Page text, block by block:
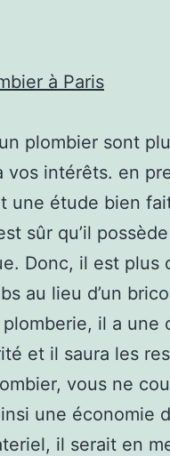
à Paris
plombier sont
vos intérêts. en
une étude bien
sûr qu’il
Donc, il est plus
au lieu d’un
il a une
et il saura les
vous ne
une économie
il serait en